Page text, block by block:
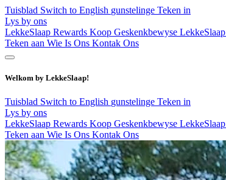
Tuisblad Switch to English gunstelinge Teken in
Lys by ons
LekkeSlaap Rewards Koop Geskenkbewyse
Teken aan Wie Is Ons Kontak Ons
Welkom by LekkeSlaap!
Tuisblad Switch to English gunstelinge Teken in
Lys by ons
LekkeSlaap Rewards Koop Geskenkbewyse
Teken aan Wie Is Ons Kontak Ons